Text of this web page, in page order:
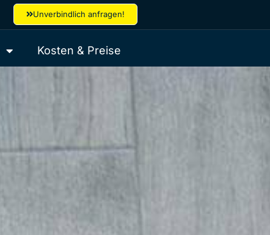
Unverbindlich anfragen!
Kosten & Preise